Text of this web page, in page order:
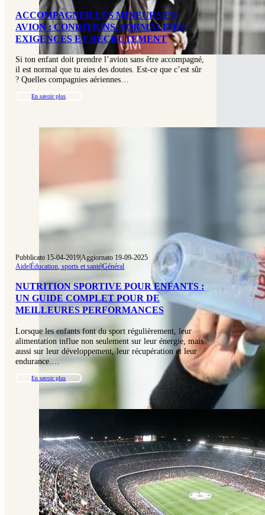
ACCOMPAGNER LES MINEURS EN
AVION : CONDITIONS, FORMALITÉS,
EXIGENCES ET RECRUTEMENT
Si ton enfant doit prendre l’avion sans être accompagné,
il est normal que tu aies des doutes. Est-ce que c’est sûr
? Quelles compagnies aériennes…
En savoir plus
Pubblicato 15-04-2019|Aggiornato 19-09-2025
Aide|Éducation, sports et santé|Général
NUTRITION SPORTIVE POUR ENFANTS :
UN GUIDE COMPLET POUR DE
MEILLEURES PERFORMANCES
Lorsque les enfants font du sport régulièrement, leur
alimentation influe non seulement sur leur énergie, mais
aussi sur leur développement, leur récupération et leur
endurance.…
En savoir plus